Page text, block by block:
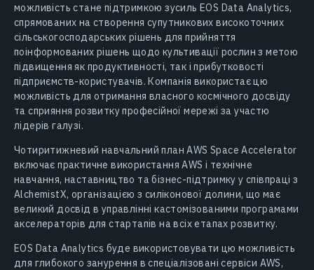
можливість стане підтримкою зусиль EOS Data Analytics,
спрямованих на створення супутникових високоточних
сільськогосподарських рішень для прийняття
поінформованих рішень щодо культивації рослин з метою
підвищення як продуктивності, так і прибутковості
підприємств-користувачів. Компанія використає цю
можливість для отримання власного космічного досвіду
та сприяння розвитку професійної мережі за участю
лідерів галузі.
Чотиритижневий навчальний план AWS Space Accelerator
включає практичне використання AWS і технічне
навчання, наставництво та бізнес-підтримку у співпраці з
AlchemistX, організацією з силіконової долини, що має
великий досвід в управлінні кастомізованими програмами
акселераторів для стартапів на всіх етапах розвитку.
EOS Data Analytics буде використовувати цю можливість
для глибокого занурення в спеціалізовані сервіси AWS,